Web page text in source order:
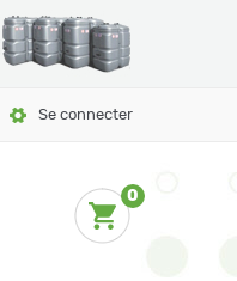
Se connecter
0